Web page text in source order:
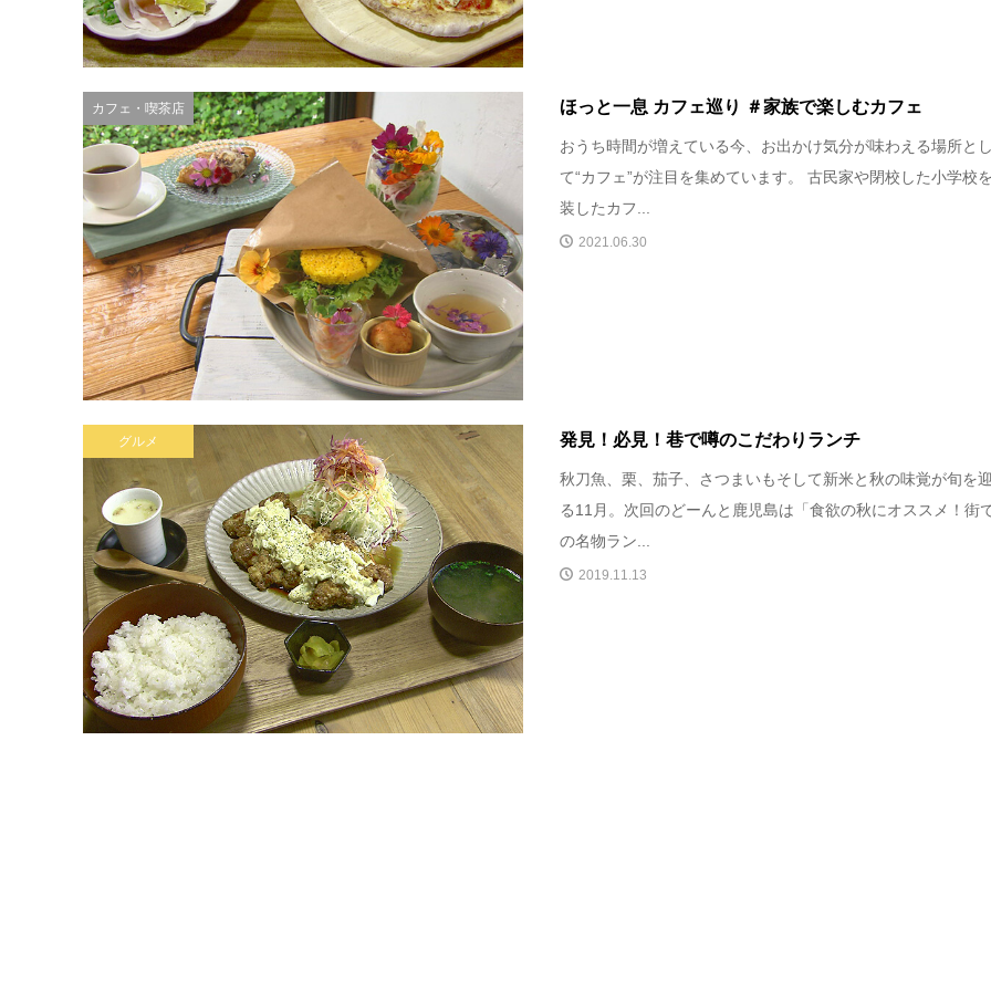
カフェ・喫茶店 ほっと一息 カフェ巡り ＃家族で楽しむカフェ
おうち時間が増えている今、お出かけ気分が味わえる場所と
て“カフェ”が注目を集めています。 古民家や閉校した小学校
装したカフ...
2021.06.30
グルメ 発見！必見！巷で噂のこだわりランチ
秋刀魚、栗、茄子、さつまいもそして新米と秋の味覚が旬を
る11月。次回のどーんと鹿児島は「食欲の秋にオススメ！街
の名物ラン...
2019.11.13